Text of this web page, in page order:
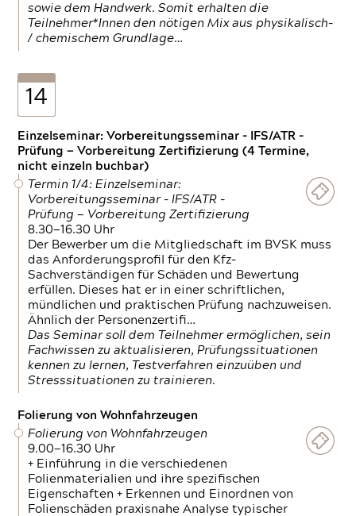
sowie dem Handwerk. Somit erhalten die
Teilnehmer*Innen den nötigen Mix aus physikalisch-
/ chemischem Grundlage…
14
Einzelseminar: Vorbereitungsseminar - IFS/ATR -
Prüfung — Vorbereitung Zertifizierung (4 Termine,
nicht einzeln buchbar)
Termin 1/4: Einzelseminar:
Vorbereitungsseminar - IFS/ATR -
Prüfung — Vorbereitung Zertifizierung
8.30—16.30 Uhr
Der Bewerber um die Mitgliedschaft im BVSK muss
das Anforderungsprofil für den Kfz-
Sachverständigen für Schäden und Bewertung
erfüllen. Dieses hat er in einer schriftlichen,
mündlichen und praktischen Prüfung nachzuweisen.
Ähnlich der Personenzertifi…
Das Seminar soll dem Teilnehmer ermöglichen, sein
Fachwissen zu aktualisieren, Prüfungssituationen
kennen zu lernen, Testverfahren einzuüben und
Stresssituationen zu trainieren.
Folierung von Wohnfahrzeugen
Folierung von Wohnfahrzeugen
9.00—16.30 Uhr
+ Einführung in die verschiedenen
Folienmaterialien und ihre spezifischen
Eigenschaften + Erkennen und Einordnen von
Folienschäden praxisnahe Analyse typischer